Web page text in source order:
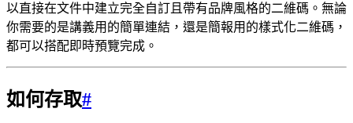
以直接在文件中建立完全自訂且帶有品牌風格的二維碼。無論
你需要的是講義用的簡單連結，還是簡報用的樣式化二維碼，
都可以搭配即時預覽完成。
如何存取#